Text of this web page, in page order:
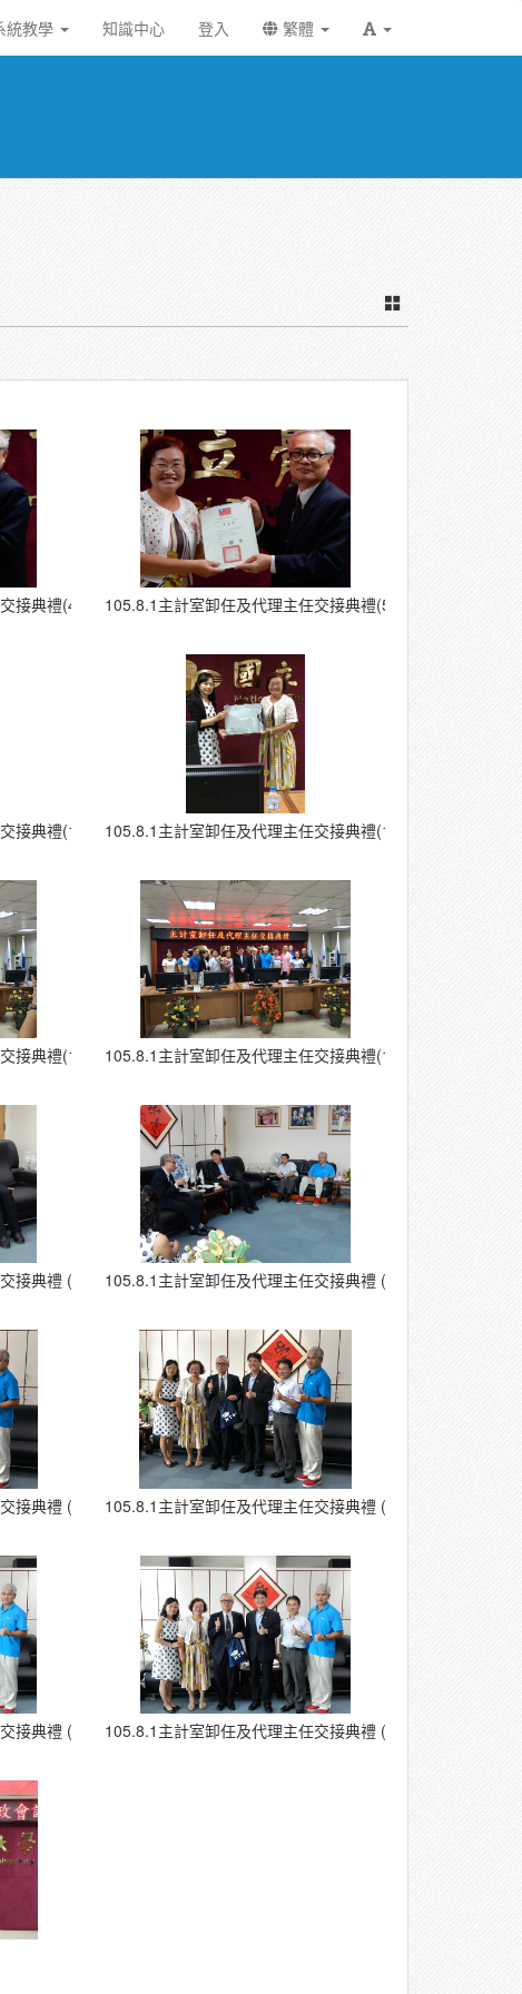
統教學 知識中心 登入 繁體
接典禮(4) 105.8.1主計室卸任及代理主任交接典禮(5)
接典禮(12) 105.8.1主計室卸任及代理主任交接典禮(13)
接典禮(17) 105.8.1主計室卸任及代理主任交接典禮(18)
接典禮 (23) 105.8.1主計室卸任及代理主任交接典禮 (24)
接典禮 (29) 105.8.1主計室卸任及代理主任交接典禮 (30)
接典禮 (33) 105.8.1主計室卸任及代理主任交接典禮 (34)